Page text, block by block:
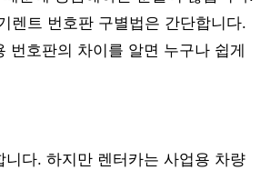
렌트 번호판 구별법은 간단합니다.
번호판의 차이를 알면 누구나 쉽게
니다. 하지만 렌터카는 사업용 차량